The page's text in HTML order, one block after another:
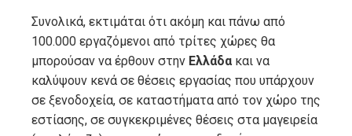
Συνολικά, εκτιμάται ότι ακόμη και πάνω από
100.000 εργαζόμενοι από τρίτες χώρες θα
μπορούσαν να έρθουν στην Ελλάδα και να
καλύψουν κενά σε θέσεις εργασίας που υπάρχουν
σε ξενοδοχεία, σε καταστήματα από τον χώρο της
εστίασης, σε συγκεκριμένες θέσεις στα μαγειρεία